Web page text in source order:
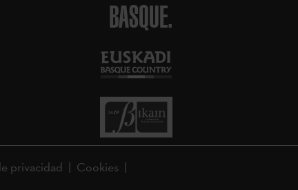
BASQUE.
privacidad
Cookies